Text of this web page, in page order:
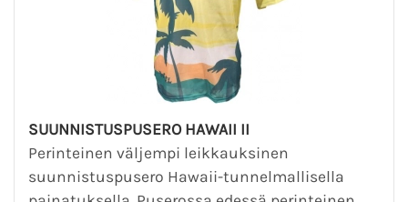
SUUNNISTUSPUSERO HAWAII II
Perinteinen väljempi leikkauksinen
suunnistuspusero Hawaii-tunnelmallisella